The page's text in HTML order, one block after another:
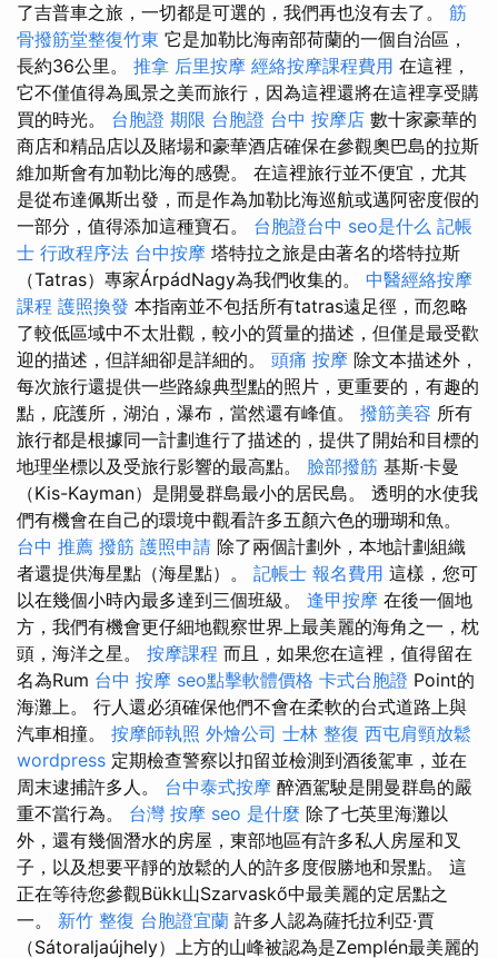
了吉普車之旅，一切都是可選的，我們再也沒有去了。 筋
骨撥筋堂整復竹東 它是加勒比海南部荷蘭的一個自治區，
長約36公里。 推拿 后里按摩 經絡按摩課程費用 在這裡，
它不僅值得為風景之美而旅行，因為這裡還將在這裡享受購
買的時光。 台胞證 期限 台胞證 台中 按摩店 數十家豪華的
商店和精品店以及賭場和豪華酒店確保在參觀奧巴島的拉斯
維加斯會有加勒比海的感覺。 在這裡旅行並不便宜，尤其
是從布達佩斯出發，而是作為加勒比海巡航或邁阿密度假的
一部分，值得添加這種寶石。 台胞證台中 seo是什么 記帳
士 行政程序法 台中按摩 塔特拉之旅是由著名的塔特拉斯
（Tatras）專家ÁrpádNagy為我們收集的。 中醫經絡按摩
課程 護照換發 本指南並不包括所有tatras遠足徑，而忽略
了較低區域中不太壯觀，較小的質量的描述，但僅是最受歡
迎的描述，但詳細卻是詳細的。 頭痛 按摩 除文本描述外，
每次旅行還提供一些路線典型點的照片，更重要的，有趣的
點，庇護所，湖泊，瀑布，當然還有峰值。 撥筋美容 所有
旅行都是根據同一計劃進行了描述的，提供了開始和目標的
地理坐標以及受旅行影響的最高點。 臉部撥筋 基斯·卡曼
（Kis-Kayman）是開曼群島最小的居民島。 透明的水使我
們有機會在自己的環境中觀看許多五顏六色的珊瑚和魚。
台中 推薦 撥筋 護照申請 除了兩個計劃外，本地計劃組織
者還提供海星點（海星點）。 記帳士 報名費用 這樣，您可
以在幾個小時內最多達到三個班級。 逢甲按摩 在後一個地
方，我們有機會更仔細地觀察世界上最美麗的海角之一，枕
頭，海洋之星。 按摩課程 而且，如果您在這裡，值得留在
名為Rum 台中 按摩 seo點擊軟體價格 卡式台胞證 Point的
海灘上。 行人還必須確保他們不會在柔軟的台式道路上與
汽車相撞。 按摩師執照 外燴公司 士林 整復 西屯肩頸放鬆
wordpress 定期檢查警察以扣留並檢測到酒後駕車，並在
周末逮捕許多人。 台中泰式按摩 醉酒駕駛是開曼群島的嚴
重不當行為。 台灣 按摩 seo 是什麼 除了七英里海灘以
外，還有幾個潛水的房屋，東部地區有許多私人房屋和叉
子，以及想要平靜的放鬆的人的許多度假勝地和景點。 這
正在等待您參觀Bükk山Szarvaskő中最美麗的定居點之
一。 新竹 整復 台胞證宜蘭 許多人認為薩托拉利亞·賈
（Sátoraljaújhely）上方的山峰被認為是Zemplén最美麗的